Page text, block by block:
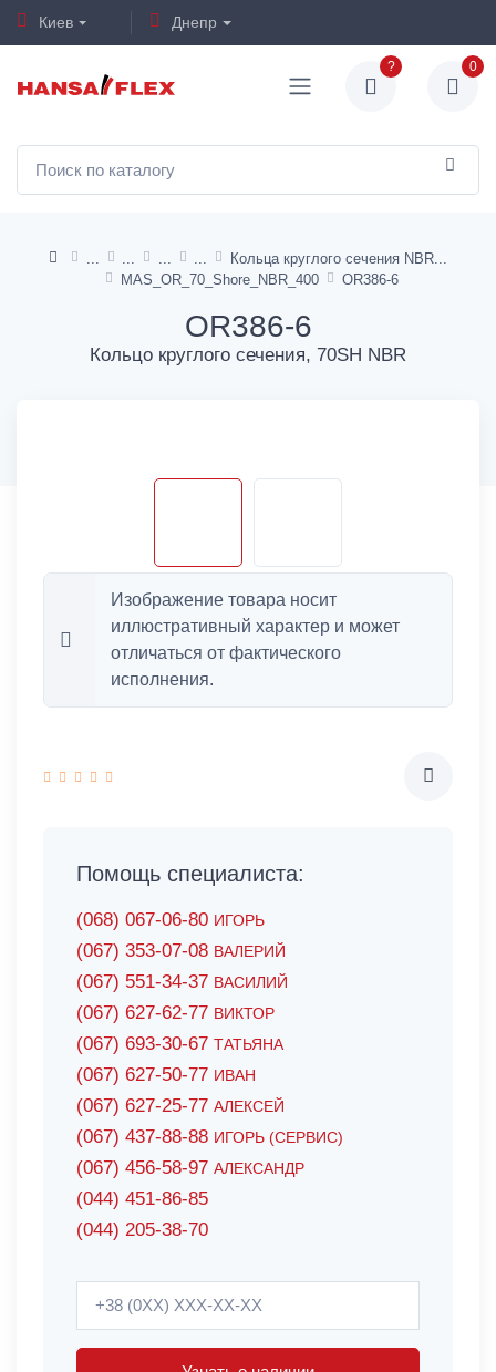
Киев Днепр
? 0
Кольца круглого сечения NBR
MAS_OR_70_Shore_NBR_400
OR386-6
OR386-6
Кольцо круглого сечения, 70SH NBR
Изображение товара носит
иллюстративный характер и может
отличаться от фактического
исполнения.
Помощь специалиста:
(068) 067-06-80 ИГОРЬ
(067) 353-07-08 ВАЛЕРИЙ
(067) 551-34-37 ВАСИЛИЙ
(067) 627-62-77 ВИКТОР
(067) 693-30-67 ТАТЬЯНА
(067) 627-50-77 ИВАН
(067) 627-25-77 АЛЕКСЕЙ
(067) 437-88-88 ИГОРЬ (СЕРВИС)
(067) 456-58-97 АЛЕКСАНДР
(044) 451-86-85
(044) 205-38-70